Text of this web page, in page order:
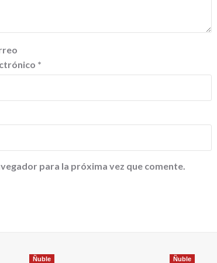
*
para la próxima vez que comente.
Ñuble Ñuble